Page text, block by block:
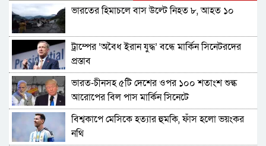
ভারত সফরের সিদ্ধান্ত প্রধানমন্ত্রী নেবেন: পররাষ্ট্র
সচিব পদে পদোন্নতি পেলেন জেসমিন নাহার
পুলিশের ৭ কর্মকর্তাকে বদলি
পাইপলাইনের মাধ্যমে ভারত থেকে আরও বেশি
ডিজেল চেয়েছি: জ্বালানিমন্ত্রী
ভারতের হিমাচলে বাস উল্টে নিহত ৮, আহত ১০
ট্রাম্পের ‘অবৈধ ইরান যুদ্ধ’ বন্ধে মার্কিন সিনেটরদের
প্রস্তাব
ভারত-চীনসহ ৫টি দেশের ওপর ১০০ শতাংশ শুল্ক
আরোপের বিল পাস মার্কিন সিনেটে
বিশ্বকাপে মেসিকে হত্যার হুমকি, ফাঁস হলো ভয়ংকর
নথি